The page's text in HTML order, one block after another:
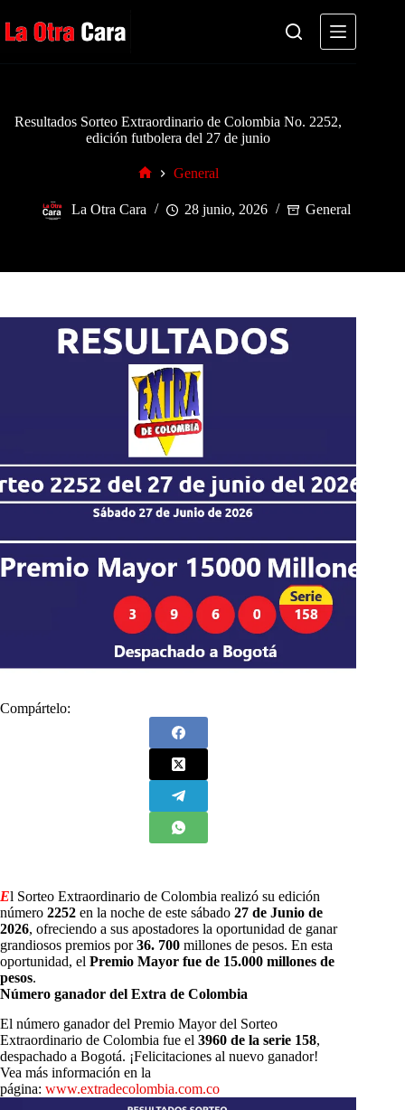
al
contenido
Resultados Sorteo Extraordinario de Colombia No. 2252,
edición futbolera del 27 de junio
General
La Otra Cara 28 junio, 2026 General
Compártelo:
El Sorteo Extraordinario de Colombia realizó su edición
número 2252 en la noche de este sábado 27 de Junio de
2026, ofreciendo a sus apostadores la oportunidad de ganar
grandiosos premios por36. 700 millones de pesos. En esta
oportunidad, el Premio Mayor fue de 15.000 millones de
pesos.
Número ganador del Extra de Colombia
El número ganador del Premio Mayor del Sorteo
Extraordinario de Colombia fue el 3960 de la serie 158,
despachado a Bogotá. ¡Felicitaciones al nuevo ganador!
Vea más información en la
página: www.extradecolombia.com.co